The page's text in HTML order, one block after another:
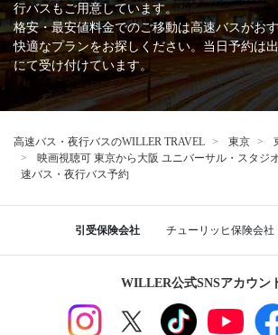
行バスもご用意しています。
格安・最安値料金でのご移動は高速バスがお
快適なプランをお探しください。当日予約は
にて受け付けています。
高速バス・夜行バスのWILLER TRAVEL 東京
映画視聴可 東京から大阪 ユニバーサル・スタジ
速バス・夜行バス予約
引受保険会社 チューリッヒ保険会社
WILLER公式SNSアカウン